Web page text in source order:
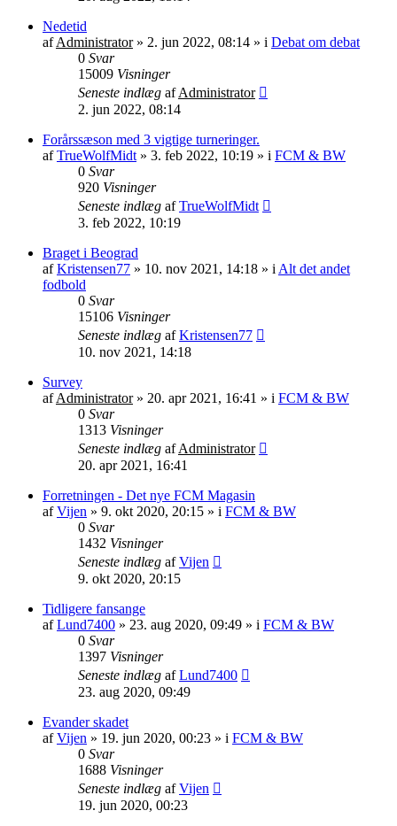
Nedetid
afAdministrator» 2. jun 2022, 08:14 » i Debat om debat
0 Svar
15009 Visninger
Seneste indlæg afAdministrator
2. jun 2022, 08:14
Forårssæson med 3 vigtige turneringer.
afTrueWolfMidt » 3. feb 2022, 10:19 » i FCM & BW
0 Svar
920 Visninger
Seneste indlæg afTrueWolfMidt
3. feb 2022, 10:19
Braget i Beograd
afKristensen77 » 10. nov 2021, 14:18 » i Alt det andet
fodbold
0 Svar
15106 Visninger
Seneste indlæg afKristensen77
10. nov 2021, 14:18
Survey
afAdministrator» 20. apr 2021, 16:41 » i FCM & BW
0 Svar
1313 Visninger
Seneste indlæg afAdministrator
20. apr 2021, 16:41
Forretningen - Det nye FCM Magasin
afVijen » 9. okt 2020, 20:15 » i FCM & BW
0 Svar
1432 Visninger
Seneste indlæg afVijen
9. okt 2020, 20:15
Tidligere fansange
afLund7400 » 23. aug 2020, 09:49 » i FCM & BW
0 Svar
1397 Visninger
Seneste indlæg afLund7400
23. aug 2020, 09:49
Evander skadet
afVijen » 19. jun 2020, 00:23 » i FCM & BW
0 Svar
1688 Visninger
Seneste indlæg afVijen
19. jun 2020, 00:23